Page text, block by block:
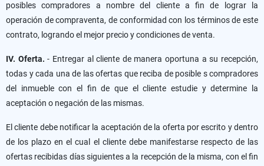
posibles compradores a nombre del cliente a fin de lograr la
operación de compraventa, de conformidad con los términos de este
contrato, logrando el mejor precio y condiciones de venta.
IV. Oferta. - Entregar al cliente de manera oportuna a su recepción,
todas y cada una de las ofertas que reciba de posible s compradores
del inmueble con el fin de que el cliente estudie y determine la
aceptación o negación de las mismas.
El cliente debe notificar la aceptación de la oferta por escrito y dentro
de los plazo en el cual el cliente debe manifestarse respecto de las
ofertas recibidas días siguientes a la recepción de la misma, con el fin